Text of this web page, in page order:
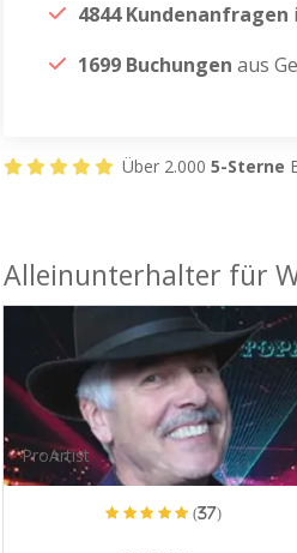
4844 Kundenanfragen
1699 Buchungen aus
Über 2.000 5-Sterne
Alleinunterhalter für
ProArtist
(37)